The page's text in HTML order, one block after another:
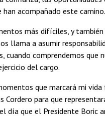
han acompañado este camino.
más difíciles, y
llama a asumir
cuando comprendemos que
del cargo.
que marcará mi
Cordero para que
día que el Presidente Boric